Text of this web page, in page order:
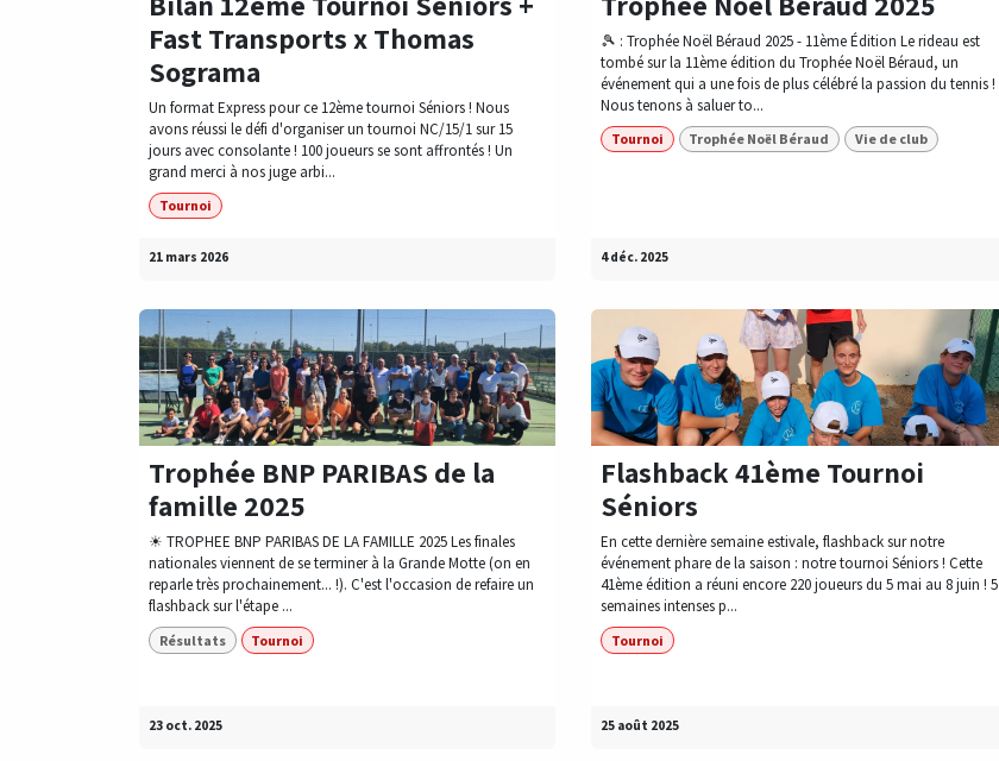
Fast Transports x Thomas
Sograma
Un format Express pour ce 12ème tournoi Séniors ! Nous
avons réussi le défi d'organiser un tournoi NC/15/1 sur 15
jours avec consolante ! 100 joueurs se sont affrontés ! Un
grand merci à nos juge arbi...
Tournoi
21 mars 2026
🎾 : Trophée Noël Béraud 2025 - 11ème Édition Le rideau est
tombé sur la 11ème édition du Trophée Noël Béraud, un
événement qui a une fois de plus célébré la passion du tennis !
Nous tenons à saluer to...
Tournoi Trophée Noël Béraud Vie de club
4 déc. 2025
Trophée BNP PARIBAS de la
famille 2025
☀ TROPHEE BNP PARIBAS DE LA FAMILLE 2025 Les finales
nationales viennent de se terminer à la Grande Motte (on en
reparle très prochainement... !). C'est l'occasion de refaire un
flashback sur l'étape ...
Résultats Tournoi
23 oct. 2025
Flashback 41ème Tournoi
Séniors
En cette dernière semaine estivale, flashback sur notre
événement phare de la saison : notre tournoi Séniors ! Cette
41ème édition a réuni encore 220 joueurs du 5 mai au 8 juin ! 5
semaines intenses p...
Tournoi
25 août 2025